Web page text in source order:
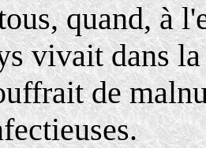
quand, à
vivait dans
de